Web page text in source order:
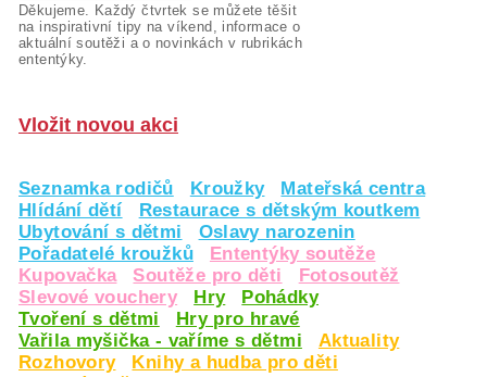
Děkujeme. Každý čtvrtek se můžete těšit
na inspirativní tipy na víkend, informace o
aktuální soutěži a o novinkách v rubrikách
ententýky.
Vložit novou akci
Seznamka rodičů Kroužky
Mateřská centra
Hlídání dětí
Restaurace s dětským koutkem
Ubytování s dětmi
Oslavy narozenin
Pořadatelé kroužků
Ententýky soutěže
Kupovačka
Soutěže pro děti
Fotosoutěž
Slevové vouchery
Hry
Pohádky
Tvoření s dětmi
Hry pro hravé
Vařila myšička - vaříme s dětmi
Aktuality
Rozhovory
Knihy a hudba pro děti